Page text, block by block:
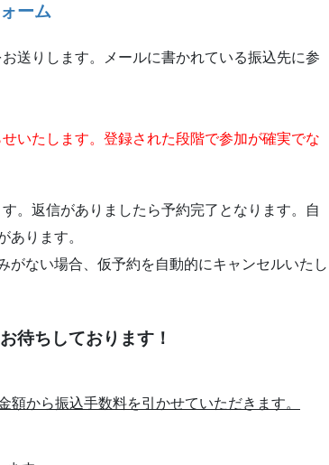
ーム
送りします。メールに書かれている振込先に参
いたします。登録された段階で参加が確実でな
。返信がありましたら予約完了となります。自
あります。
ない場合、仮予約を自動的にキャンセルいたし
待ちしております！
額から振込手数料を引かせていただきます。